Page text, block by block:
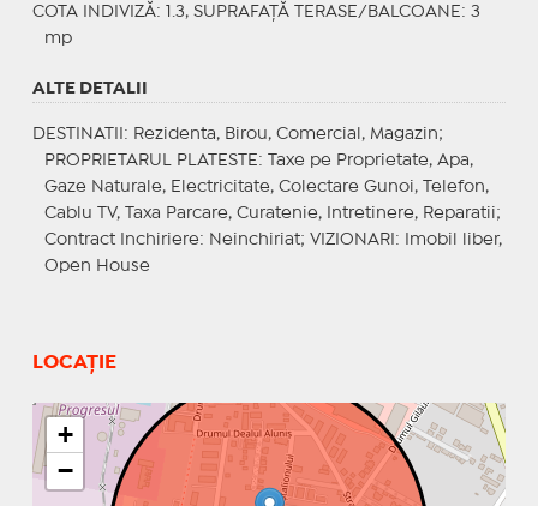
COTA INDIVIZĂ: 1.3, SUPRAFAȚĂ TERASE/BALCOANE: 3
mp
ALTE DETALII
DESTINATII : Rezidenta, Birou, Comercial, Magazin;
PROPRIETARUL PLATESTE : Taxe pe Proprietate, Apa,
Gaze Naturale, Electricitate, Colectare Gunoi, Telefon,
Cablu TV, Taxa Parcare, Curatenie, Intretinere, Reparatii;
Contract Inchiriere: Neinchiriat; VIZIONARI : Imobil liber,
Open House
LOCAȚIE
+
−